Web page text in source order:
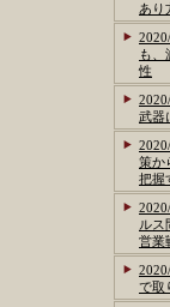
あり
も、
性
武器
策か
把握
ルス
営業
で取